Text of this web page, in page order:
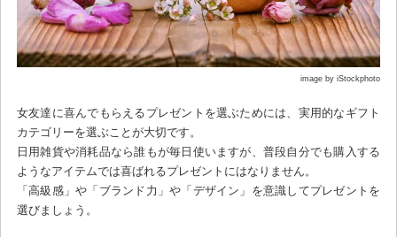
image by iStockphoto
女友達に喜んでもらえるプレゼントを選ぶためには、実用的なギフト
カテゴリーを選ぶことが大切です。
日用雑貨や消耗品なら誰もが毎日使いますが、普段自分でも購入する
ようなアイテムでは喜ばれるプレゼントにはなりません。
「高級感」や「ブランド力」や「デザイン」を意識してプレゼントを
選びましょう。